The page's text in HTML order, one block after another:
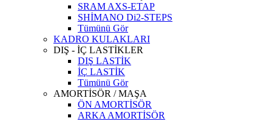
SRAM AXS-ETAP
SHİMANO Di2-STEPS
Tümünü Gör
KADRO KULAKLARI
DIŞ - İÇ LASTİKLER
DIŞ LASTİK
İÇ LASTİK
Tümünü Gör
AMORTİSÖR / MAŞA
ÖN AMORTİSÖR
ARKA AMORTİSÖR